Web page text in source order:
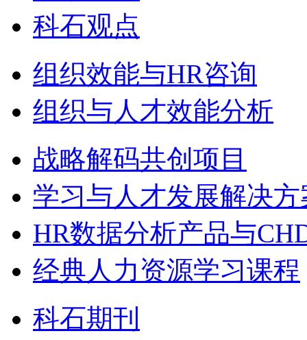
科石观点
组织效能与HR咨询
组织与人才效能分析
战略解码共创项目
学习与人才发展解决方
HR数据分析产品与
经典人力资源学习课程
科石期刊